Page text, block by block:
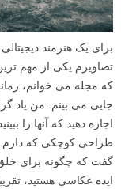
برای یک هنرمند
تصاویرم یکی از مهم
که مجله می خوانم،
جایی می بینم. من یاد
اجازه دهید که آنها را
گفت که چگونه برای خلق
ایده عکاسی هستید،